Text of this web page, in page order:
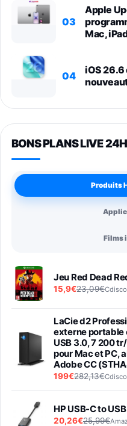
03
Apple
Mac,
04
iOS
BONS PLANS LIVE
Produits
Films
Jeu Red Dead
15,9€23,09€
LaCie d2
externe portable
USB 3.0, 7 200
pour Mac et PC,
Adobe CC
199€282,13€
HP USB-C to
20,26€25,99€